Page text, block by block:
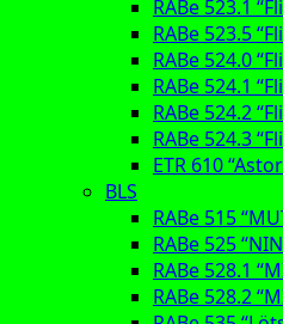
RABe 523.1
RABe 523.5
RABe 524.0
RABe 524.1
RABe 524.2
RABe 524.3
ETR 610
BLS
RABe 515
RABe 525
RABe 528.1
RABe 528.2